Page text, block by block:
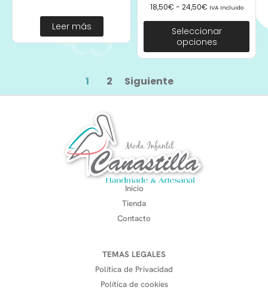
Leer más
18,50€ - 24,50€ IVA Incluido
Seleccionar
opciones
1 2 Siguiente
Inicio
Tienda
Contacto
TEMAS LEGALES
Política de Privacidad
Política de cookies